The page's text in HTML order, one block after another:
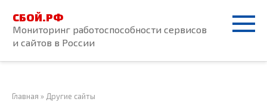
контенту
СБОЙ.РФ
Мониторинг работоспособности сервисов
и сайтов в России
Главная » Другие сайты